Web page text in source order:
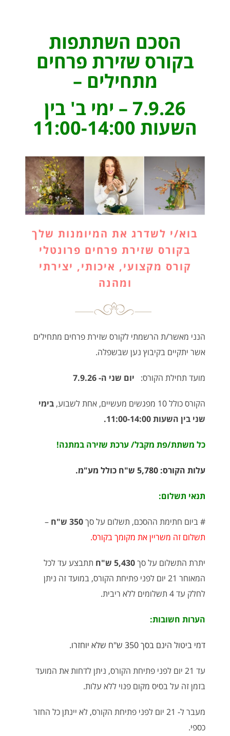
הסכם השתתפות
בקורס שזירת פרחים
מתחילים –
7.9.26 – ימי ב' בין
השעות 11:00-14:00
בוא/י לשדרג את המיומנות שלך
בקורס שזירת פרחים פרונטלי
קורס מקצועי, איכותי, יצירתי
ומהנה
הנני מאשר/ת הרשמתי לקורס שזירת פרחים מתחילים
אשר יתקיים בקיבוץ נען שבשפלה.
מועד תחילת הקורס: יום שני ה- 7.9.26
הקורס כולל 10 מפגשים מעשיים, אחת לשבוע,
בימי
שני בין השעות 11:00-14:00.
כל משתת/פת מקבל/ ערכת שזירה במתנה!
עלות הקורס: 5,780 ש"ח כולל מע"מ.
תנאי תשלום:
# ביום חתימת ההסכם, תשלום על סך350 ש"ח
–
תשלום זה משריין את מקומך בקורס.
יתרת התשלום על סך5,430 ש"ח
תתבצע עד לכל
המאוחר 21 יום לפני פתיחת הקורס, במועד זה ניתן
לחלק עד 4 תשלומים ללא ריבית.
הערות חשובות:
דמי ביטול הינם בסך 350 ש"ח שלא יוחזרו.
עד 21 יום לפני פתיחת הקורס, ניתן לדחות את המועד
בזמן זה על בסיס מקום פנוי ללא עלות.
מעבר ל- 21 יום לפני פתיחת הקורס, לא יינתן כל החזר
כספי.